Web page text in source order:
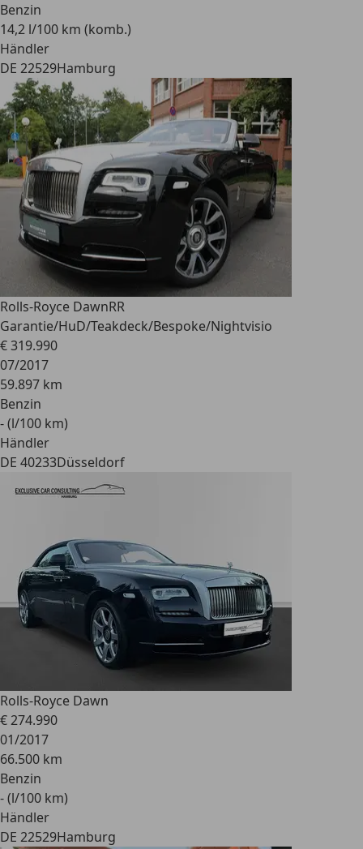
Benzin
14,2 l/100 km (komb.)
Händler
DE 22529Hamburg
Rolls-Royce DawnRR
Garantie/HuD/Teakdeck/Bespoke/Nightvisio
€ 319.990
07/2017
59.897 km
Benzin
- (l/100 km)
Händler
DE 40233Düsseldorf
Rolls-Royce Dawn
€ 274.990
01/2017
66.500 km
Benzin
- (l/100 km)
Händler
DE 22529Hamburg